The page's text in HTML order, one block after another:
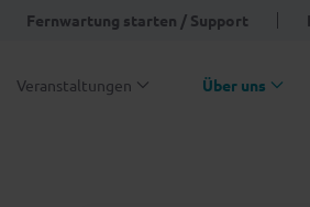
Fernwartung starten / Support
Veranstaltungen Über uns